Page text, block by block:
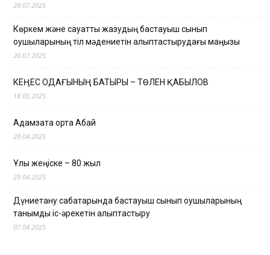
20.07.2025
Көркем және сауатты жазудың бастауыш сынып
оқушыларының тіл мәдениетін қалыптастырудағы маңызы
20.07.2025
КЕҢЕС ОДАҒЫНЫҢ БАТЫРЫ – ТӨЛЕН ҚАБЫЛОВ
18.05.2025
Адамзатқа ортақ Абай
29.04.2025
Ұлы жеңіске – 80 жыл
29.04.2025
Дүниетану сабақтарында бастауыш сынып оқушыларының
танымдық іс-әрекетін қалыптастыру
07.04.2025